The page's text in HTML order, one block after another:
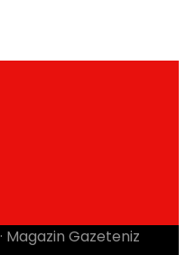
· Magazin Gazeteniz